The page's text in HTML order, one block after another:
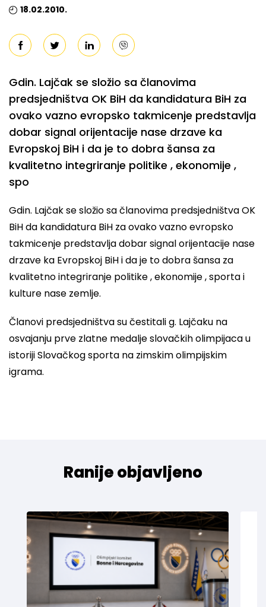
18.02.2010.
Gdin. Lajčak se složio sa članovima
predsjedništva OK BiH da kandidatura BiH za
ovako vazno evropsko takmicenje predstavlja
dobar signal orijentacije nase drzave ka
Evropskoj BiH i da je to dobra šansa za
kvalitetno integriranje politike , ekonomije ,
spo
Gdin. Lajčak se složio sa članovima predsjedništva OK
BiH da kandidatura BiH za ovako vazno evropsko
takmicenje predstavlja dobar signal orijentacije nase
drzave ka Evropskoj BiH i da je to dobra šansa za
kvalitetno integriranje politike , ekonomije , sporta i
kulture nase zemlje.
Članovi predsjedništva su čestitali g. Lajčaku na
osvajanju prve zlatne medalje slovačkih olimpijaca u
istoriji Slovačkog sporta na zimskim olimpijskim
igrama.
Ranije objavljeno